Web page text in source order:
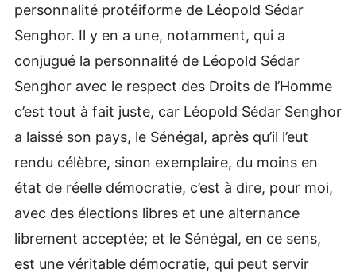
personnalité protéiforme de Léopold Sédar
Senghor. Il y en a une, notamment, qui a
conjugué la personnalité de Léopold Sédar
Senghor avec le respect des Droits de l’Homme
c’est tout à fait juste, car Léopold Sédar Senghor
a laissé son pays, le Sénégal, après qu’il l’eut
rendu célèbre, sinon exemplaire, du moins en
état de réelle démocratie, c’est à dire, pour moi,
avec des élections libres et une alternance
librement acceptée; et le Sénégal, en ce sens,
est une véritable démocratie, qui peut servir